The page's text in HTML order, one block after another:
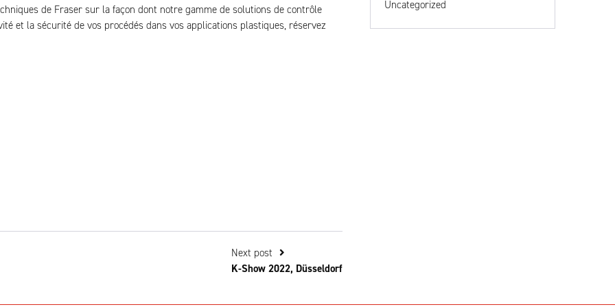
de Fraser sur la façon dont notre gamme de solutions de contrôle
et la sécurité de vos procédés dans vos applications plastiques, réservez
Next post
K-Show 2022, Düsseldorf
Uncategorized